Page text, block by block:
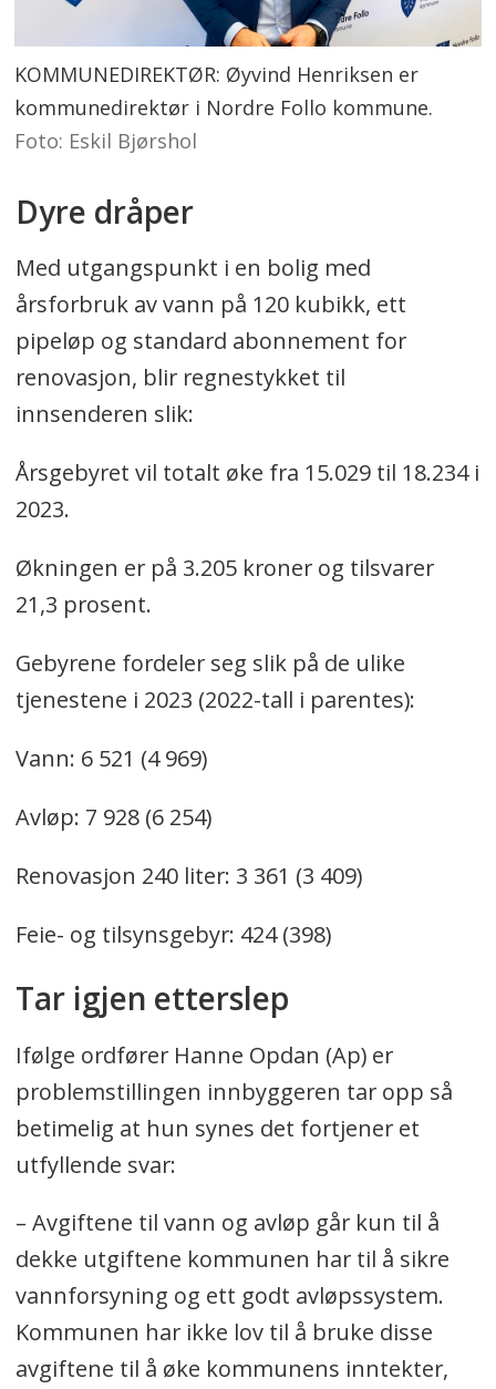
KOMMUNEDIREKTØR: Øyvind Henriksen er
kommunedirektør i Nordre Follo kommune.
Foto: Eskil Bjørshol
Dyre dråper
Med utgangspunkt i en bolig med
årsforbruk av vann på 120 kubikk, ett
pipeløp og standard abonnement for
renovasjon, blir regnestykket til
innsenderen slik:
Årsgebyret vil totalt øke fra 15.029 til 18.234 i
2023.
Økningen er på 3.205 kroner og tilsvarer
21,3 prosent.
Gebyrene fordeler seg slik på de ulike
tjenestene i 2023 (2022-tall i parentes):
Vann: 6 521 (4 969)
Avløp: 7 928 (6 254)
Renovasjon 240 liter: 3 361 (3 409)
Feie- og tilsynsgebyr: 424 (398)
Tar igjen etterslep
Ifølge ordfører Hanne Opdan (Ap) er
problemstillingen innbyggeren tar opp så
betimelig at hun synes det fortjener et
utfyllende svar:
– Avgiftene til vann og avløp går kun til å
dekke utgiftene kommunen har til å sikre
vannforsyning og ett godt avløpssystem.
Kommunen har ikke lov til å bruke disse
avgiftene til å øke kommunens inntekter,